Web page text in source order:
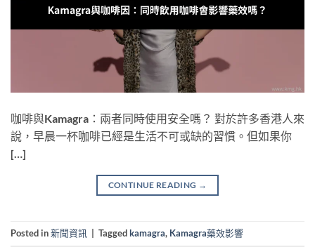
咖啡與Kamagra：兩者同時使用安全嗎？ 對於許多香港人來
說，早晨一杯咖啡已經是生活不可或缺的習慣。但如果你
[…]
CONTINUE READING →
Posted in新聞資訊 Taggedkamagra, Kamagra藥效影響